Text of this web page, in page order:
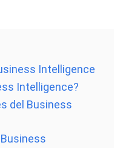
Intelligence
Intelligence?
del Business